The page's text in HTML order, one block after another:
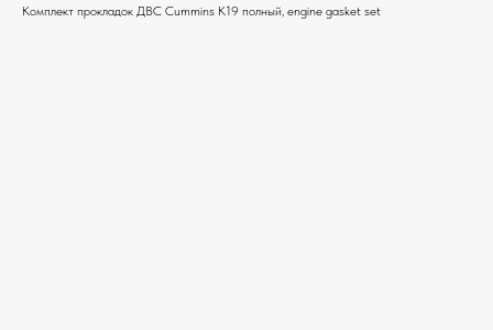
Комплект прокладок ДВС Cummins K19 полный, engine gasket set